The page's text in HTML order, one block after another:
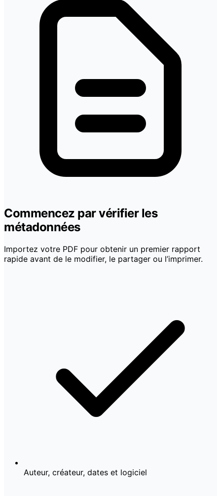
Commencez par vérifier les
métadonnées
Importez votre PDF pour obtenir un premier rapport
rapide avant de le modifier, le partager ou l’imprimer.
Auteur, créateur, dates et logiciel